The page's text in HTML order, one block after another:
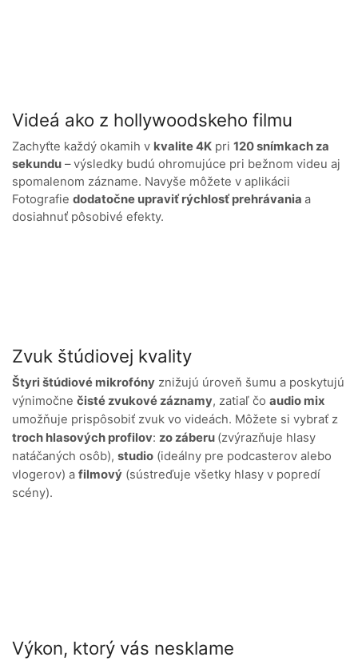
Videá ako z hollywoodskeho filmu
Zachyťte každý okamih v kvalite 4K pri 120 snímkach za
sekundu – výsledky budú ohromujúce pri bežnom videu aj
spomalenom zázname. Navyše môžete v aplikácii
Fotografie dodatočne upraviť rýchlosť prehrávania a
dosiahnuť pôsobivé efekty.
Zvuk štúdiovej kvality
Štyri štúdiové mikrofóny znižujú úroveň šumu a poskytujú
výnimočne čisté zvukové záznamy, zatiaľ čo audio mix
umožňuje prispôsobiť zvuk vo videách. Môžete si vybrať z
troch hlasových profilov: zo záberu (zvýrazňuje hlasy
natáčaných osôb), studio (ideálny pre podcasterov alebo
vlogerov) a filmový (sústreďuje všetky hlasy v popredí
scény).
Výkon, ktorý vás nesklame